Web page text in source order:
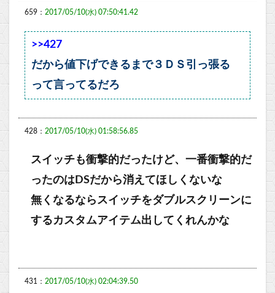
659： 2017/05/10(水) 07:50:41.42
>>427
だから値下げできるまで３ＤＳ引っ張る
って言ってるだろ
428： 2017/05/10(水) 01:58:56.85
スイッチも衝撃的だったけど、一番衝撃的だ
ったのはDSだから消えてほしくないな
無くなるならスイッチをダブルスクリーンに
するカスタムアイテム出してくれんかな
431： 2017/05/10(水) 02:04:39.50